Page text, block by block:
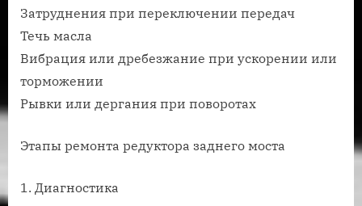
Затруднения при переключении передач
Течь масла
Вибрация или дребезжание при ускорении или
торможении
Рывки или дергания при поворотах
Этапы ремонта редуктора заднего моста
1. Диагностика